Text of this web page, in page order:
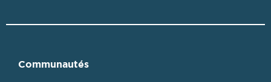
Bluesky
LinkedIn
YouTube
Tiktok
Communautés